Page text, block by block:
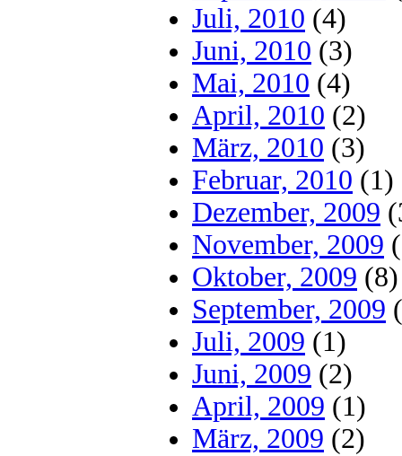
Juli, 2010 (4)
Juni, 2010 (3)
Mai, 2010 (4)
April, 2010 (2)
März, 2010 (3)
Februar, 2010 (1)
Dezember, 2009
November, 2009
Oktober, 2009 (8)
September, 2009
Juli, 2009 (1)
Juni, 2009 (2)
April, 2009 (1)
März, 2009 (2)